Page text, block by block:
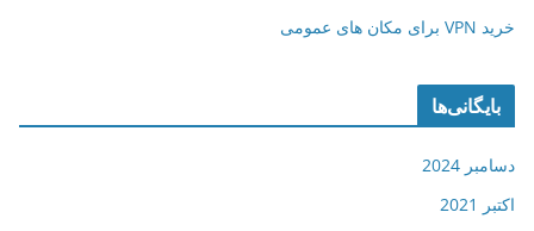
خرید VPN برای مکان های عمومی
بایگانی‌ها
دسامبر 2024
اکتبر 2021